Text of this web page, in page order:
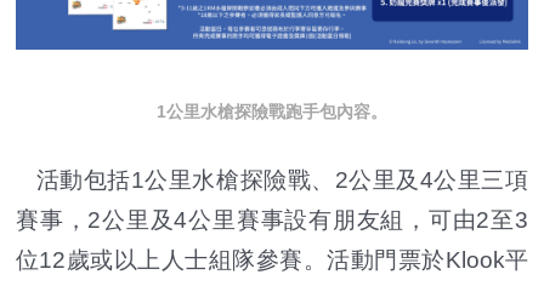
1公里水槍探險戰跑手包內容。
活動包括1公里水槍探險戰、2公里及4公里三項
賽事，2公里及4公里賽事設有朋友組，可由2至3
位12歲或以上人士組隊參賽。活動門票於Klook平